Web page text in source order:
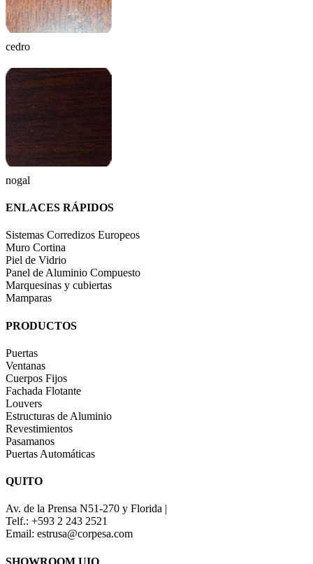
cedro
nogal
ENLACES RÁPIDOS
Sistemas Corredizos Europeos
Muro Cortina
Piel de Vidrio
Panel de Aluminio Compuesto
Marquesinas y cubiertas
Mamparas
PRODUCTOS
Puertas
Ventanas
Cuerpos Fijos
Fachada Flotante
Louvers
Estructuras de Aluminio
Revestimientos
Pasamanos
Puertas Automáticas
QUITO
Av. de la Prensa N51-270 y Florida |
Telf.: +593 2 243 2521
Email: estrusa@corpesa.com
SHOWROOM UIO